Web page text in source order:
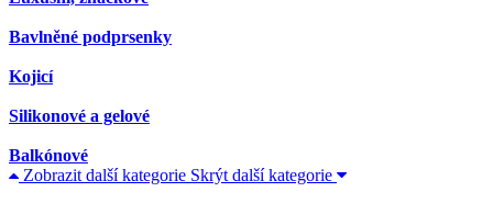
Bavlněné podprsenky
Kojicí
Silikonové a gelové
Balkónové
Zobrazit další kategorie Skrýt další kategorie